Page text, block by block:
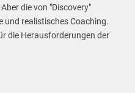
die von "Discovery"
und realistisches Coaching.
die Herausforderungen der